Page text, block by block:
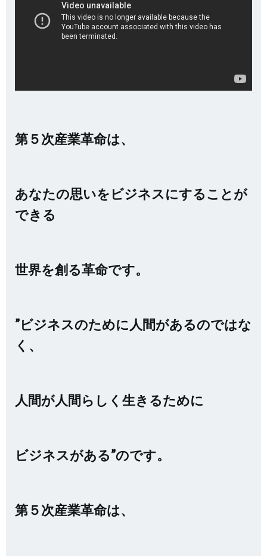
第５次産業革命は、
あなたの思いをビジネスにすることが
できる
世界を創る革命です。
”ビジネスのために人間があるのではな
く、
人間が人間らしく生きるために
ビジネスがある”のです。
第５次産業革命は、